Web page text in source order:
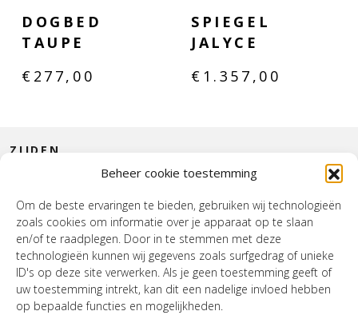
Beheer cookie toestemming
Om de beste ervaringen te bieden, gebruiken wij technologieën
zoals cookies om informatie over je apparaat op te slaan
en/of te raadplegen. Door in te stemmen met deze
technologieën kunnen wij gegevens zoals surfgedrag of unieke
ID's op deze site verwerken. Als je geen toestemming geeft of
uw toestemming intrekt, kan dit een nadelige invloed hebben
op bepaalde functies en mogelijkheden.
DOGBED
TAUPE
€ 277,00
SPIEGEL
JALYCE
€ 1.357,00
HOUSE OF WURPEL
OPENINGSTIJDEN
ZIJDEN
INTERIEUR